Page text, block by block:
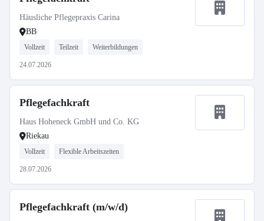
Häusliche Pflegepraxis Carina
BB
Vollzeit Teilzeit Weiterbildungen
24.07.2026
Pflegefachkraft
Haus Hoheneck GmbH und Co. KG
Riekau
Vollzeit Flexible Arbeitszeiten
28.07.2026
Pflegefachkraft (m/w/d)